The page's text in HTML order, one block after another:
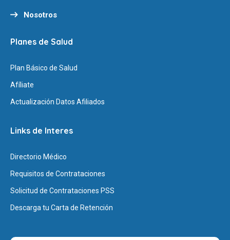
Nosotros
Planes de Salud
Plan Básico de Salud
Afíliate
Actualización Datos Afiliados
Links de Interes
Directorio Médico
Requisitos de Contrataciones
Solicitud de Contrataciones PSS
Descarga tu Carta de Retención